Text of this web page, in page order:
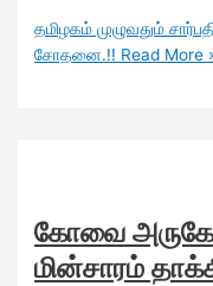
தமிழகம் முழுவதும்
சோதனை.!! Read More
கோவை அருகே
மின்சாரம்